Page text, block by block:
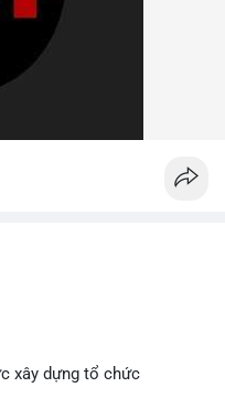
xây dựng tổ chức